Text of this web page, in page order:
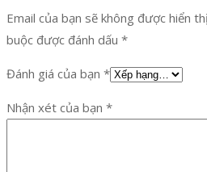
Email của bạn sẽ không được hiển
buộc được đánh dấu *
Đánh giá của bạn *
Nhận xét của bạn *